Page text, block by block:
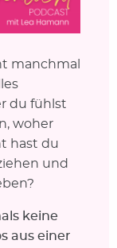
manchmal
du fühlst
woher
hast du
und
keine
aus einer